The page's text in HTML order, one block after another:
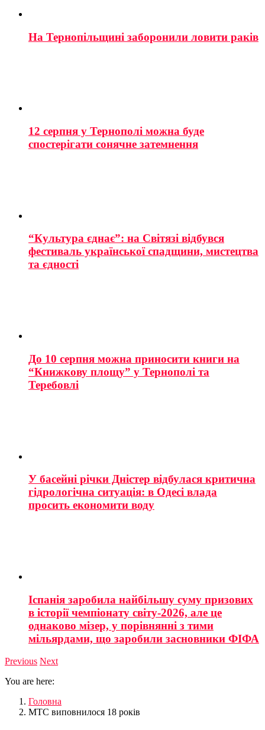
На Тернопільщині заборонили ловити раків
12 серпня у Тернополі можна буде
спостерігати сонячне затемнення
“Культура єднає”: на Світязі відбувся
фестиваль української спадщини, мистецтва
та єдності
До 10 серпня можна приносити книги на
“Книжкову площу” у Тернополі та
Теребовлі
У басейні річки Дністер відбулася критична
гідрологічна ситуація: в Одесі влада
просить економити воду
Іспанія заробила найбільшу суму призових
в історії чемпіонату світу-2026, але це
однаково мізер, у порівнянні з тими
мільярдами, що заробили засновники ФІФА
Previous Next
You are here:
Головна
МТС виповнилося 18 років